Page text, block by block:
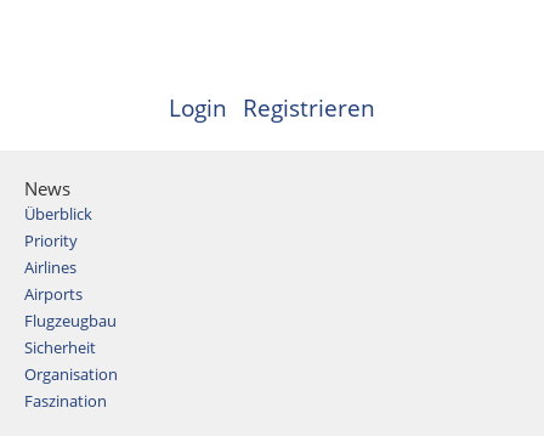
Login Registrieren
News
Überblick
Priority
Airlines
Airports
Flugzeugbau
Sicherheit
Organisation
Faszination